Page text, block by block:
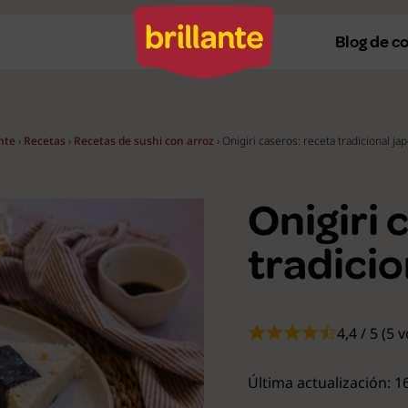
Recetas con Thermomix
Recetas en microondas
Recetas vegetarianas
Recetas veganas
Ver todas
Blog de
› Recetas › Recetas de sushi con arroz › Onigiri caseros: receta tradicional
Onigiri
4,4 / 5 (5
Última actualización: